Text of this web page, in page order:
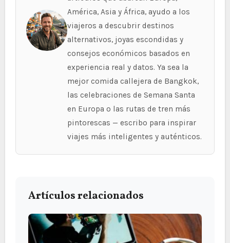
América, Asia y África, ayudo a los
viajeros a descubrir destinos
alternativos, joyas escondidas y
consejos económicos basados en
experiencia real y datos. Ya sea la
mejor comida callejera de Bangkok,
las celebraciones de Semana Santa
en Europa o las rutas de tren más
pintorescas — escribo para inspirar
viajes más inteligentes y auténticos.
Artículos relacionados